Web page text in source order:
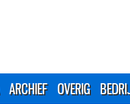
ARCHIEF OVERIG